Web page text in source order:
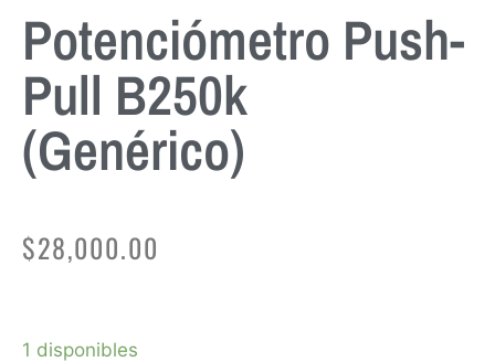
Potenciómetro Push-
Pull B250k
(Genérico)
$28,000.00
1 disponibles